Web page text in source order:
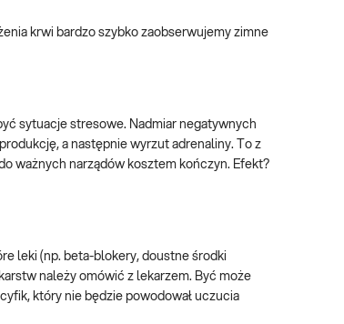
krwi bardzo szybko zaobserwujemy zimne
sytuacje stresowe. Nadmiar negatywnych
a następnie wyrzut adrenaliny. To z
ważnych narządów kosztem kończyn. Efekt?
leki (np. beta-blokery, doustne środki
należy omówić z lekarzem. Być może
który nie będzie powodował uczucia